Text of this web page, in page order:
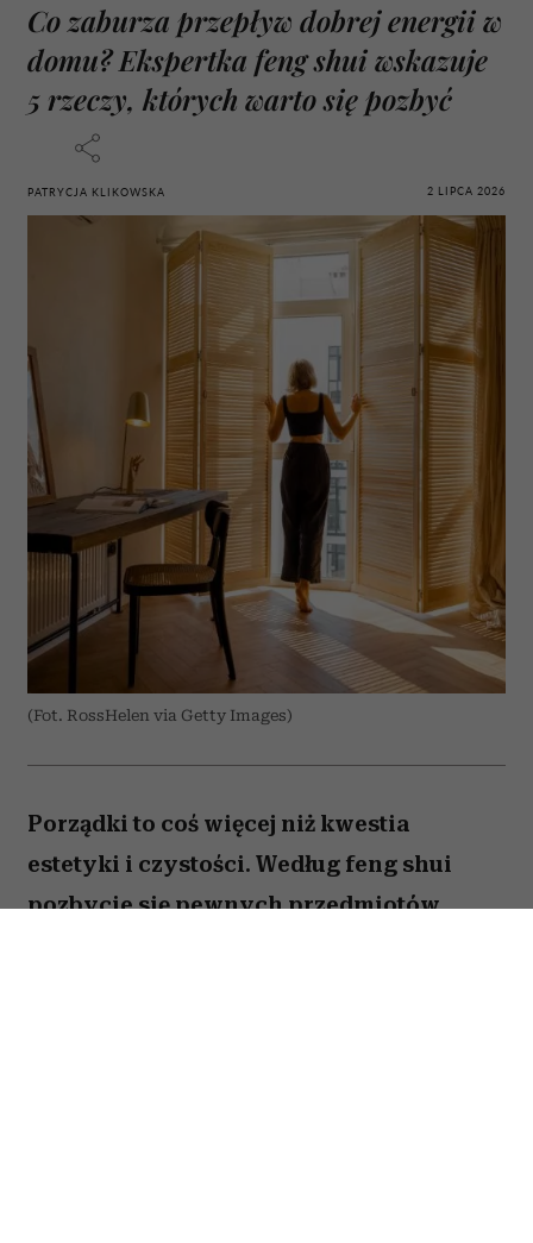
Co zaburza przepływ dobrej energii w
domu? Ekspertka feng shui wskazuje
5 rzeczy, których warto się pozbyć
PATRYCJA KLIKOWSKA 2 LIPCA 2026
(Fot. RossHelen via Getty Images)
Porządki to coś więcej niż kwestia
estetyki i czystości. Według feng shui
pozbycie się pewnych przedmiotów